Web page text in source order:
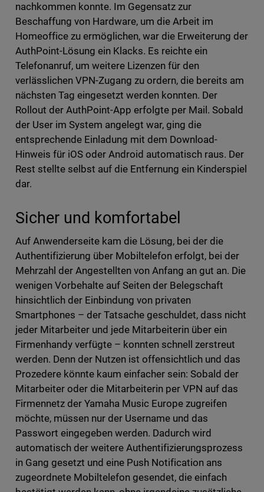
nachkommen konnte. Im Gegensatz zur
Beschaffung von Hardware, um die Arbeit im
Homeoffice zu ermöglichen, war die Erweiterung der
AuthPoint-Lösung ein Klacks. Es reichte ein
Telefonanruf, um weitere Lizenzen für den
verlässlichen VPN-Zugang zu ordern, die bereits am
nächsten Tag eingesetzt werden konnten. Der
Rollout der AuthPoint-App erfolgte per Mail. Sobald
der User im System angelegt war, ging die
entsprechende Einladung mit dem Download-
Hinweis für iOS oder Android automatisch raus. Der
Rest stellte selbst auf die Entfernung ein Kinderspiel
dar.
Sicher und komfortabel
Auf Anwenderseite kam die Lösung, bei der die
Authentifizierung über Mobiltelefon erfolgt, bei der
Mehrzahl der Angestellten von Anfang an gut an. Die
wenigen Vorbehalte auf Seiten der Belegschaft
hinsichtlich der Einbindung von privaten
Smartphones – der Tatsache geschuldet, dass nicht
jeder Mitarbeiter und jede Mitarbeiterin über ein
Firmenhandy verfügte – konnten schnell zerstreut
werden. Denn der Nutzen ist offensichtlich und das
Prozedere könnte kaum einfacher sein: Sobald der
Mitarbeiter oder die Mitarbeiterin per VPN auf das
Firmennetz der Yamaha Music Europe zugreifen
möchte, müssen nur der Username und das
Passwort eingegeben werden. Dadurch wird
automatisch der weitere Authentifizierungsprozess
in Gang gesetzt und eine Push Notification ans
zugeordnete Mobiltelefon gesendet, die einfach